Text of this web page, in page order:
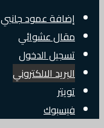
إضافة عمود جانبي
مقال عشوائي
تسجيل الدخول
البريد الالكتروني
تويتر
فيسبوك